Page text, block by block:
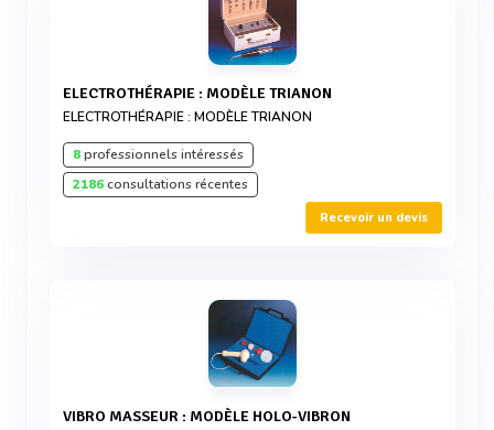
ELECTROTHÉRAPIE : MODÈLE TRIANON
ELECTROTHÉRAPIE : MODÈLE TRIANON
8professionnels intéressés
2186consultations récentes
Recevoir un devis
VIBRO MASSEUR : MODÈLE HOLO-VIBRON